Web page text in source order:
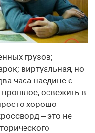
грузов;
виртуальная, но
часа наедине с
освежить в
хорошо
– это не